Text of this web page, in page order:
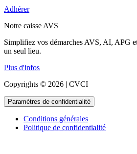
Adhérer
Notre caisse AVS
Simplifiez vos démarches AVS, AI, APG
un seul lieu.
Plus d'infos
Copyrights © 2026 | CVCI
Paramètres de confidentialité
Conditions générales
Politique de confidentialité